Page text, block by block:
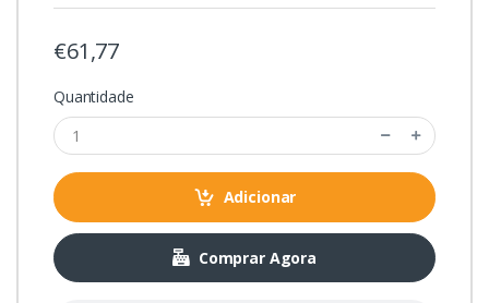
€61,77
Quantidade
Adicionar
Comprar Agora